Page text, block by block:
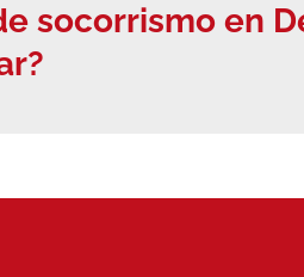
socorrismo en